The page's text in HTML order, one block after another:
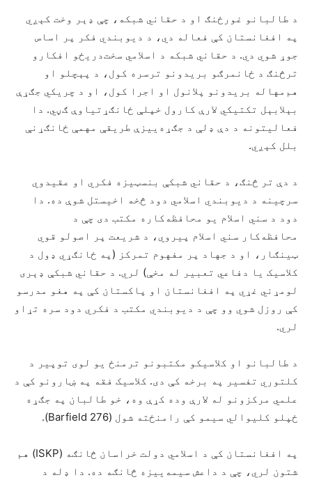
د طالبانو غورځنګ او د حقاني شبکه، چې ډېر وخت کېږي
په افغانستان کې فعاله دي، د دیوبندي فکر پر اساس
جوړ شوي دي. د حقاني شبکه د اسلامي سخت‌دریځو افکارو
ترڅنګ د ځانمرګو بریدونو ترسره کول، د پېچلو او
هم‌مهاله بریدونو پلانول او اجرا کول، او د چریکي جګړې
بېلابېل تکتیکي لارې کارول خپلې ځانګړتیاوې ګڼي. دا
فعالیتونه د دې ډلې د جګړه‌ییزې طریقې مهمې ځانګړنې
بلل کېږي.
د دې تر څنګ، د حقاني شبکې بنسټیزه فکري او عقیدوي
سرچینه د دیوبندي اسلامي دود څخه اخيستل شوې ده. دا
دود د سني اسلام یو محافظه‌کاره مکتب دی چې د
محافظه‌کار سني اسلام پیروي، د شریعت پر اصولو قوي
ټینګار، او د جهاد پر مفهوم تمرکز (په ځانګړي ډول د
کلاسیک یا دفاعي تعبیر له مخې) لري. د حقاني شبکې ډېری
لومړني غړي په افغانستان او پاکستان کې په هغو مدرسو
کې روزل شوي وو چې د دیوبندي مکتب د فکري دود سره تړاو
لري.
د طالبانو او کلاسیکو مکتبونو ترمنځ یو لوی توپیر د
کلتوري تفسیر په برخه کې دی. کلاسیک فقه په ښارونو کې د
علمي مرکزونو له لارې وده کړې وه، خو طالبان په جګړه
ځپلو کلیوالي سیمو کې رامنځته شول (Barfield 276).
په افغانستان کې د اسلامي دولت خراسان څانګه (ISKP) هم
شتون لري، چې د داعش سیمه‌ییزه څانګه ده. دا ډله د